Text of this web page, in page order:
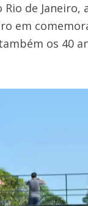
Rio de
em
os 40